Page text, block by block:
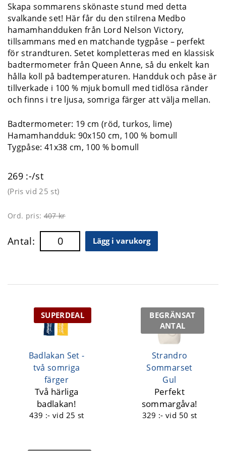
Skapa sommarens skönaste stund med detta
svalkande set! Här får du den stilrena Medbo
hamamhandduken från Lord Nelson Victory,
tillsammans med en matchande tygpåse – perfekt
för strandturen. Setet kompletteras med en klassisk
badtermometer från Queen Anne, så du enkelt kan
hålla koll på badtemperaturen. Handduk och påse är
tillverkade i 100 % mjuk bomull med tidlösa ränder
och finns i tre ljusa, somriga färger att välja mellan.
Badtermometer: 19 cm (röd, turkos, lime)
Hamamhandduk: 90x150 cm, 100 % bomull
Tygpåse: 41x38 cm, 100 % bomull
269 :-/st
(Pris vid 25 st)
Ord. pris:407 kr
Antal: Lägg i varukorg
SUPERDEAL
Badlakan Set -
två somriga
färger
Två härliga
badlakan!
439 :-vid 25 st
BEGRÄNSAT
ANTAL
Strandro
Sommarset
Gul
Perfekt
sommargåva!
329 :-vid 50 st